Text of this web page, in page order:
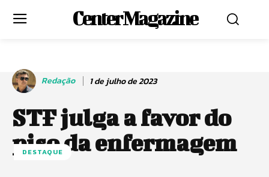
Center Magazine
Redação 1 de julho de 2023
STF julga a favor do
piso da enfermagem
DESTAQUE